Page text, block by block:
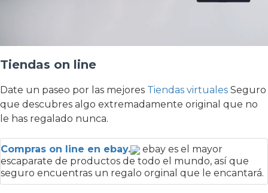
Tiendas on line
Date un paseo por las mejores Tiendas virtuales Seguro
que descubres algo extremadamente original que no
le has regalado nunca.
Compras on line en ebay.
ebay es el mayor
escaparate de productos de todo el mundo, así que
seguro encuentras un regalo orginal que le encantará.